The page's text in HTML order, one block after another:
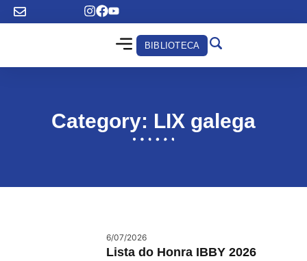
BIBLIOTECA
Category: LIX galega
6/07/2026
Lista do Honra IBBY 2026